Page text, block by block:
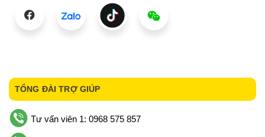
TỔNG ĐÀI TRỢ GIÚP
Tư vấn viên 1: 0968 575 857